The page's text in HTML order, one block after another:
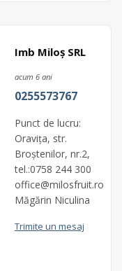
Imb Miloș SRL
acum 6 ani
0255573767
Punct de lucru:
Oravița, str.
Broștenilor, nr.2,
tel.:0758 244 300
office@milosfruit.ro
Măgărin Niculina
Trimite un mesaj